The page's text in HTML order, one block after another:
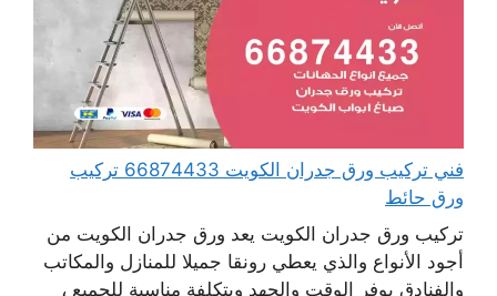
فني تركيب ورق جدران الكويت 66874433 تركيب
ورق حائط
تركيب ورق جدران الكويت يعد ورق جدران الكويت من
أجود الأنواع والذي يعطي رونقا جميلا للمنازل والمكاتب
والفنادق يوفر الوقت والجهد وبتكلفة مناسبة للجميع ،